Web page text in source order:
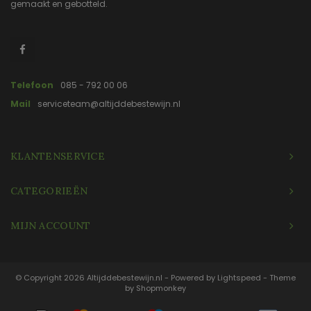
gemaakt en gebotteld.
Telefoon
085 - 792 00 06
Mail
serviceteam@altijddebestewijn.nl
KLANTENSERVICE
CATEGORIEËN
MIJN ACCOUNT
© Copyright 2026 Altijddebestewijn.nl - Powered by Lightspeed - Theme
by Shopmonkey